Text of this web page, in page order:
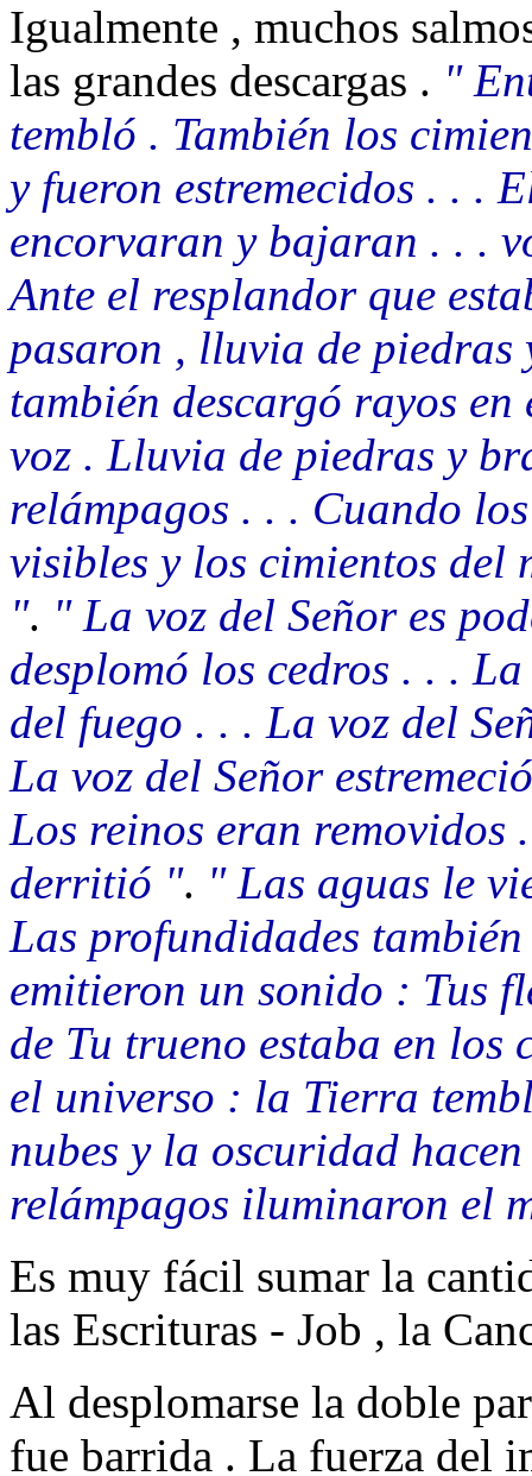
Igualmente , muchos
las grandes descargas . "
tembló . También los
y fueron estremecidos . . .
encorvaran y bajaran . . .
Ante el resplandor que
pasaron , lluvia de piedras
también descargó rayos
voz . Lluvia de piedras y
relámpagos . . . Cuando
visibles y los cimientos del
". " La voz del Señor es
desplomó los cedros . . .
del fuego . . . La voz del
La voz del Señor
Los reinos eran
derritió ". " Las aguas le
Las profundidades
emitieron un sonido : Tus
de Tu trueno estaba en
el universo : la Tierra
nubes y la oscuridad
relámpagos iluminaron el
Es muy fácil sumar la
las Escrituras - Job , la
Al desplomarse la doble
fue barrida . La fuerza del